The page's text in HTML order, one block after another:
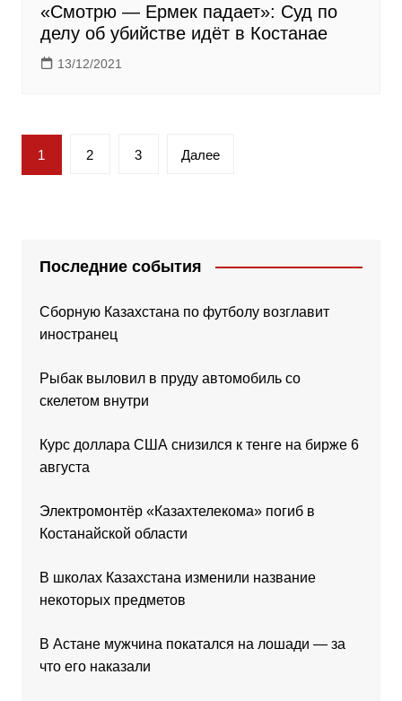
«Смотрю — Ермек падает»: Суд по
делу об убийстве идёт в Костанае
13/12/2021
Пагинация
записей
1 2 3 Далее
Последние события
Сборную Казахстана по футболу возглавит
иностранец
Рыбак выловил в пруду автомобиль со
скелетом внутри
Курс доллара США снизился к тенге на бирже 6
августа
Электромонтёр «Казахтелекома» погиб в
Костанайской области
В школах Казахстана изменили название
некоторых предметов
В Астане мужчина покатался на лошади — за
что его наказали